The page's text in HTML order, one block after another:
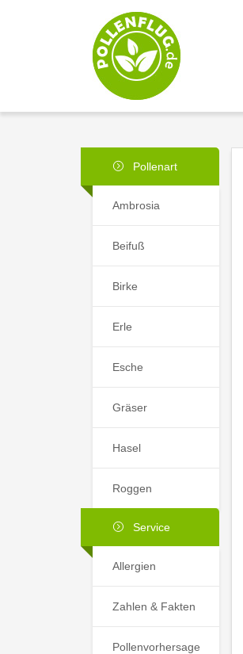
Pollenart
Ambrosia
Beifuß
Birke
Erle
Esche
Gräser
Hasel
Roggen
Service
Allergien
Zahlen & Fakten
Pollenvorhersage